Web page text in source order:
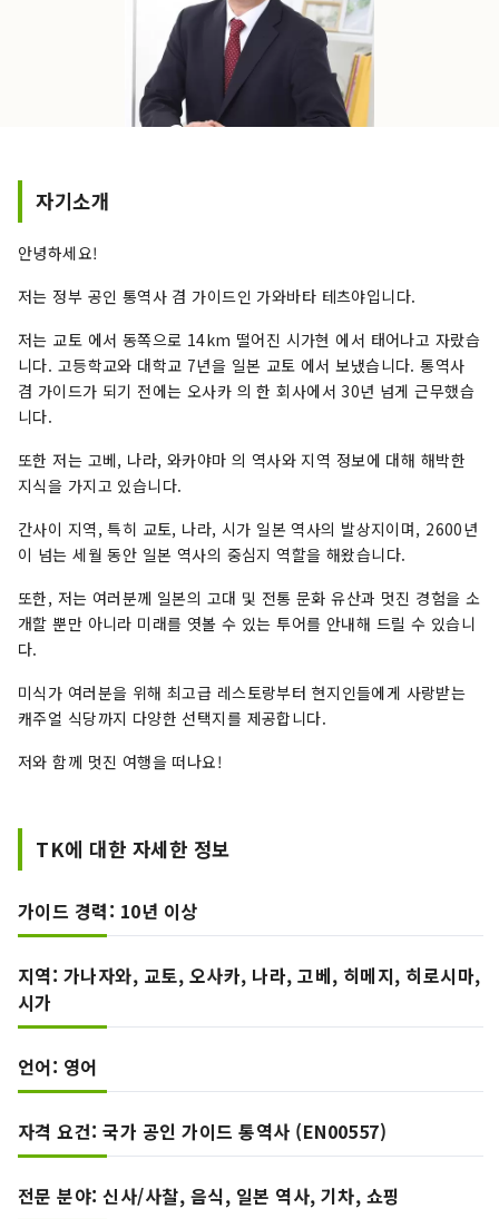
자기소개
안녕하세요!
저는 정부 공인 통역사 겸 가이드인 가와바타 테츠야입니다.
저는 교토 에서 동쪽으로 14km 떨어진 시가현 에서 태어나고 자랐습
니다. 고등학교와 대학교 7년을 일본 교토 에서 보냈습니다. 통역사
겸 가이드가 되기 전에는 오사카 의 한 회사에서 30년 넘게 근무했습
니다.
또한 저는 고베, 나라, 와카야마 의 역사와 지역 정보에 대해 해박한
지식을 가지고 있습니다.
간사이 지역, 특히 교토, 나라, 시가 일본 역사의 발상지이며, 2600년
이 넘는 세월 동안 일본 역사의 중심지 역할을 해왔습니다.
또한, 저는 여러분께 일본의 고대 및 전통 문화 유산과 멋진 경험을 소
개할 뿐만 아니라 미래를 엿볼 수 있는 투어를 안내해 드릴 수 있습니
다.
미식가 여러분을 위해 최고급 레스토랑부터 현지인들에게 사랑받는
캐주얼 식당까지 다양한 선택지를 제공합니다.
저와 함께 멋진 여행을 떠나요!
TK에 대한 자세한 정보
가이드 경력: 10년 이상
지역: 가나자와, 교토, 오사카, 나라, 고베, 히메지, 히로시마,
시가
언어: 영어
자격 요건: 국가 공인 가이드 통역사 (EN00557)
전문 분야: 신사/사찰, 음식, 일본 역사, 기차, 쇼핑